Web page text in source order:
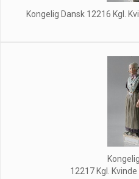
Kongelig Dansk 12216 Kgl.
12217 Kgl. Kvinde